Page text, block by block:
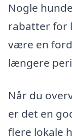
Nogle
rabatter for
være en
længere
Når du
er det en
flere lokale